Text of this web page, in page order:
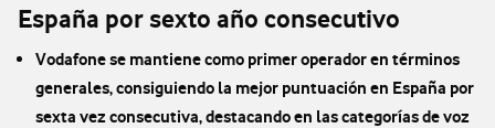
España por sexto año consecutivo
Vodafone se mantiene como primer operador en términos
generales, consiguiendo la mejor puntuación en España por
sexta vez consecutiva, destacando en las categorías de voz